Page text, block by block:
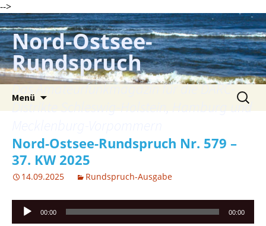
-->
Zum
Inhalt
springen
Nord-Ostsee-
Rundspruch
Das Amateurfunkmagazin für die DARC-
Distrikte Schleswig-Holstein, Hamburg und
Menü
Suchen
nach:
Nord-Ostsee-Rundspruch Nr. 579 –
37. KW 2025
14.09.2025 Rundspruch-Ausgabe
Audio-
Player
00:00 00:00